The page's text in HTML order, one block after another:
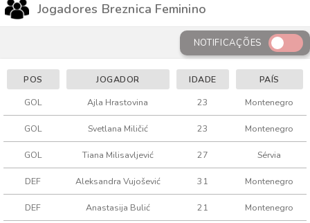
Jogadores Breznica Feminino
NOTIFICAÇÕES
POS JOGADOR IDADE
PAÍS
GOL
Ajla Hrastovina 23 Montenegro
GOL Svetlana Miličić 23 Montenegro
GOL Tiana Milisavljević 27 Sérvia
DEF Aleksandra Vujošević 31 Montenegro
DEF Anastasija Bulić 21 Montenegro